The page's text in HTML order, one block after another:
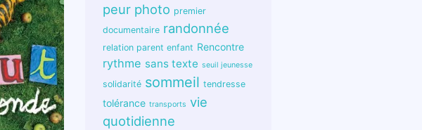
peur photo premier
documentaire randonnée
relation parent enfant Rencontre
rythme sans texte seuil jeunesse
solidarité sommeil tendresse
tolérance transports vie
quotidienne